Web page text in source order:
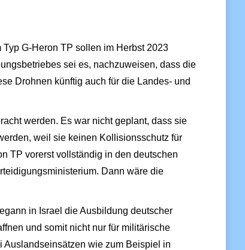
G-Heron TP sollen im Herbst 2023
sei es, nachzuweisen, dass die
Drohnen künftig auch für die Landes- und
werden. Es war nicht geplant, dass sie
weil sie keinen Kollisionsschutz für
TP vorerst vollständig in den deutschen
Dann wäre die
in Israel die Ausbildung deutscher
und somit nicht nur für militärische
Auslandseinsätzen wie zum Beispiel in